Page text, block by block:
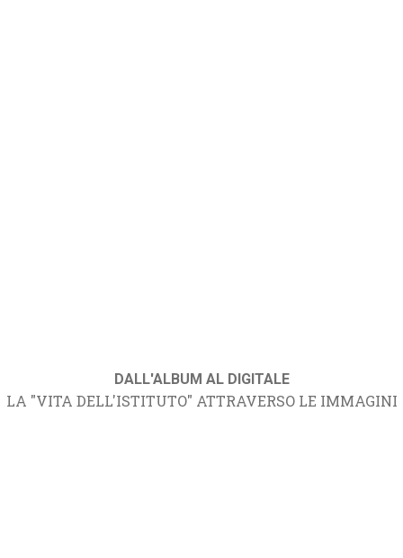
DALL'ALBUM AL DIGITALE
LA "VITA DELL'ISTITUTO" ATTRAVERSO LE IMMAGINI